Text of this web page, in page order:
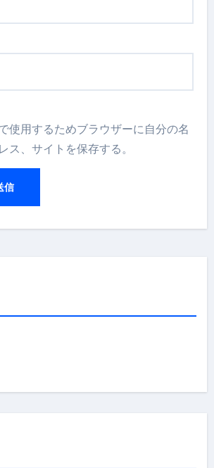
使用するためブラウザーに自分の名
ス、サイトを保存する。